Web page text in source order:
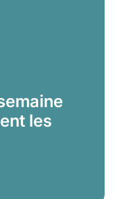
les